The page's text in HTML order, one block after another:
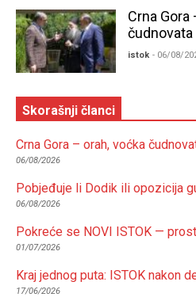
Crna Gora
čudnovata
istok - 06/08/
Skorašnji članci
Crna Gora – orah, voćka
06/08/2026
Pobjeđuje li Dodik ili opozicija
06/08/2026
Pokreće se NOVI ISTOK —
01/07/2026
Kraj jednog puta: ISTOK nakon
17/06/2026